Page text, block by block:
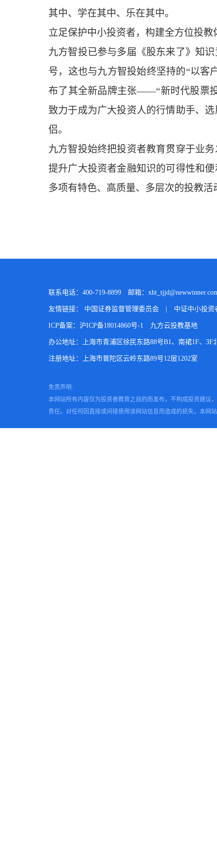
其中、学在其中、乐在其中。
立足保护中小投资者，构建全方位投教
九方智投已参与多届《股东来了》知
号，这也与九方智投始终坚持的“以客
布了其全新品牌主张——“新时代股票
致力于成为广大投资人的行情助手、
侣。
九方智投始终把投资者教育贯穿于业
提升广大投资者金融知识的可得性和
多项有特色、高质量、多层次的投教
联系电话：400-719-8899 邮箱：
友情链接： 中国证券监督管理委员会 | 中证中小投资
ICP备案：沪ICP备18014860号-1 九方云投教基地
办公地址：上海市青浦区徐民东路88号B1、南裙1F、3F
注册地址：上海市普陀区云岭东路89号12层1202室
免责声明:
本网站所有内容仅为投资者教育之目的而发布，不构成投资建议
责任。对任何因直接或间接使用该网站信息而造成的损失，本网